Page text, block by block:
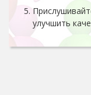
улучшить